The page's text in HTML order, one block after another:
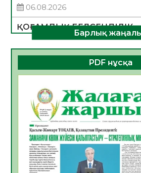
06.08.2026
ҚОҒАМДЫҚ БЕЛСЕНДІЛІК –
ДАМУЫНЫҢ НЕГІЗІ
06.08.2026
ҚҰРЫЛТАЙ САЙЛАУЫ –
06.08.2026
Инфекциялық ауруларға
жұмыстарының тиімділігі
06.08.2026
Көкжөтел ауруы туралы
06.08.2026
Барлық
PDF нұсқа